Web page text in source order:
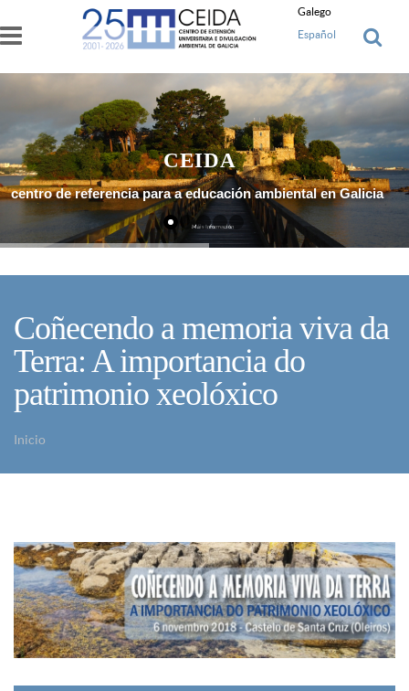
Ir o contido principal
Galego
Español
centro de referencia para a educación ambiental en Galicia
Máis Información
CEIDA
Coñecendo a memoria viva da
Terra: A importancia do
patrimonio xeolóxico
Inicio